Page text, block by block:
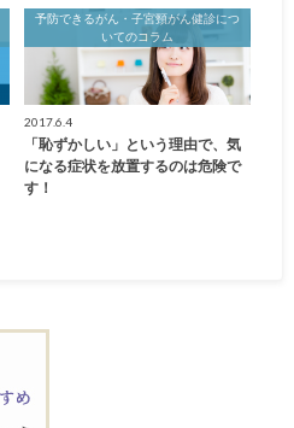
予防できるがん・子宮頸がん健診につ
いてのコラム
2017.6.4
「恥ずかしい」という理由で、気
になる症状を放置するのは危険で
す！